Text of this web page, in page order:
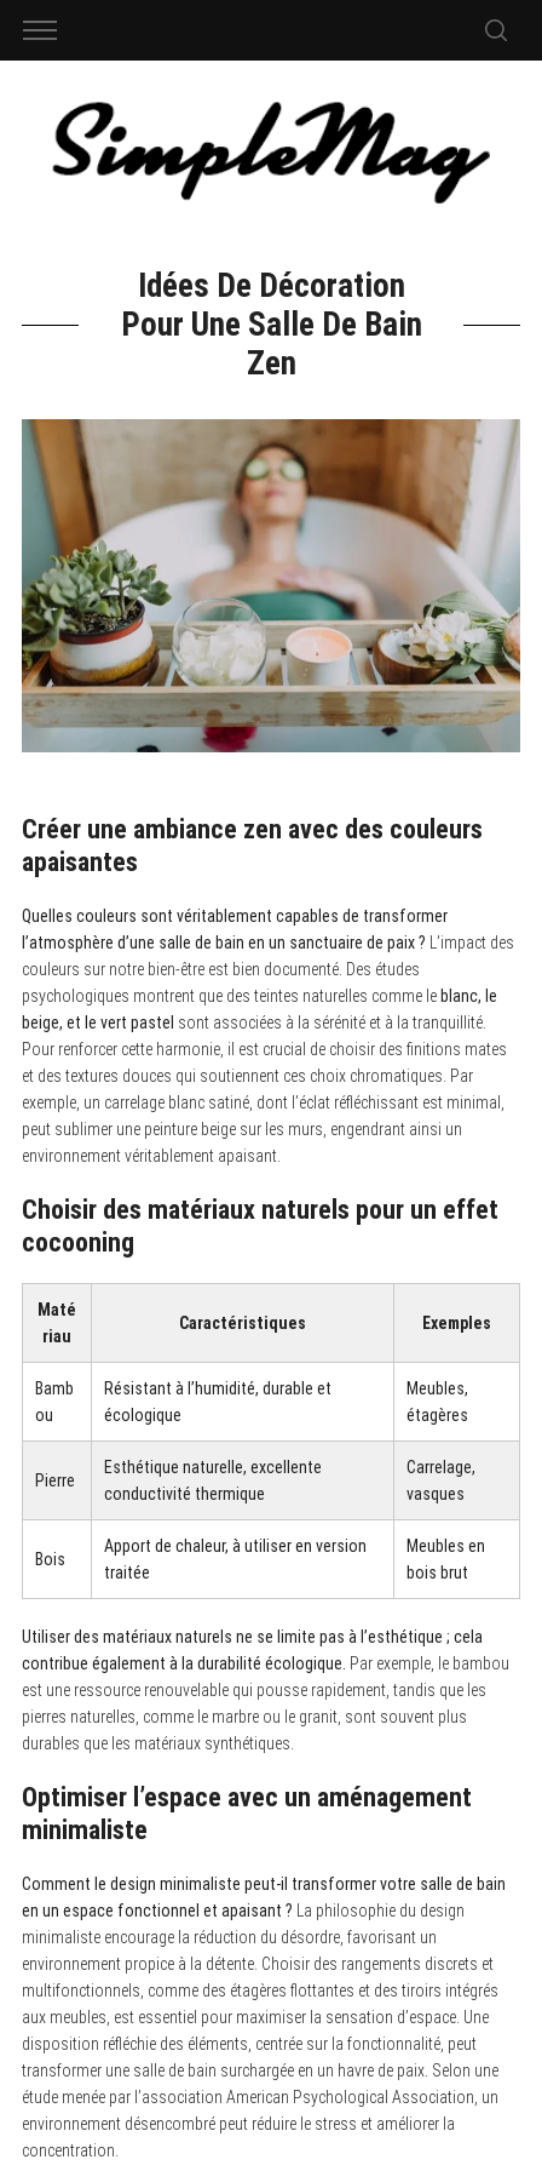
Idées De Décoration
Pour Une Salle De Bain
Zen
Créer une ambiance zen avec des couleurs
apaisantes
Quelles couleurs sont véritablement capables de transformer
l’atmosphère d’une salle de bain en un sanctuaire de paix ? L’impact des
couleurs sur notre bien-être est bien documenté. Des études
psychologiques montrent que des teintes naturelles comme le blanc, le
beige, et le vert pastel sont associées à la sérénité et à la tranquillité.
Pour renforcer cette harmonie, il est crucial de choisir des finitions mates
et des textures douces qui soutiennent ces choix chromatiques. Par
exemple, un carrelage blanc satiné, dont l’éclat réfléchissant est minimal,
peut sublimer une peinture beige sur les murs, engendrant ainsi un
environnement véritablement apaisant.
Choisir des matériaux naturels pour un effet
cocooning
Maté
riau
Caractéristiques Exemples
Bamb
ou
Résistant à l’humidité, durable et
écologique
Meubles,
étagères
Pierre
Esthétique naturelle, excellente
conductivité thermique
Carrelage,
vasques
Bois
Apport de chaleur, à utiliser en version
traitée
Meubles en
bois brut
Utiliser des matériaux naturels ne se limite pas à l’esthétique ; cela
contribue également à la durabilité écologique. Par exemple, le bambou
est une ressource renouvelable qui pousse rapidement, tandis que les
pierres naturelles, comme le marbre ou le granit, sont souvent plus
durables que les matériaux synthétiques.
Optimiser l’espace avec un aménagement
minimaliste
Comment le design minimaliste peut-il transformer votre salle de bain
en un espace fonctionnel et apaisant ? La philosophie du design
minimaliste encourage la réduction du désordre, favorisant un
environnement propice à la détente. Choisir des rangements discrets et
multifonctionnels, comme des étagères flottantes et des tiroirs intégrés
aux meubles, est essentiel pour maximiser la sensation d’espace. Une
disposition réfléchie des éléments, centrée sur la fonctionnalité, peut
transformer une salle de bain surchargée en un havre de paix. Selon une
étude menée par l’association American Psychological Association, un
environnement désencombré peut réduire le stress et améliorer la
concentration.
S
e
a